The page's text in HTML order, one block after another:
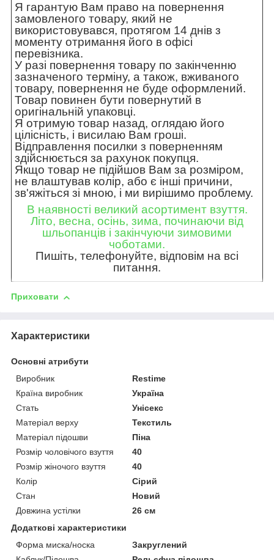
Я гарантую Вам право на повернення
замовленого товару, який не
використовувався, протягом 14 днів з
моменту отримання його в офісі
перевізника.
У разі повернення товару по закінченню
зазначеного терміну, а також, вживаного
товару, повернення не буде оформлений.
Товар повинен бути повернутий в
оригінальній упаковці.
Я отримую товар назад, оглядаю його
цілісність, і висилаю Вам гроші.
Відправлення посилки з поверненням
здійснюється за рахунок покупця.
Якщо товар не підійшов Вам за розміром,
не влаштував колір, або є інші причини,
зв'яжіться зі мною, і ми вирішимо проблему.
В наявності великий асортимент взуття.
Літо, весна, осінь, зима, починаючи від
шльопанців і закінчуючи зимовими
чоботами.
Пишіть, телефонуйте, відповім на всі
питання.
Приховати
Характеристики
Основні атрибути
Виробник
Restime
Країна виробник
Україна
Стать
Унісекс
Матеріал верху
Текстиль
Матеріал підошви
Піна
Розмір чоловічого взуття
40
Розмір жіночого взуття
40
Колір
Сірий
Стан
Новий
Довжина устілки
26 см
Додаткові характеристики
Форма миска/носка
Закруглений